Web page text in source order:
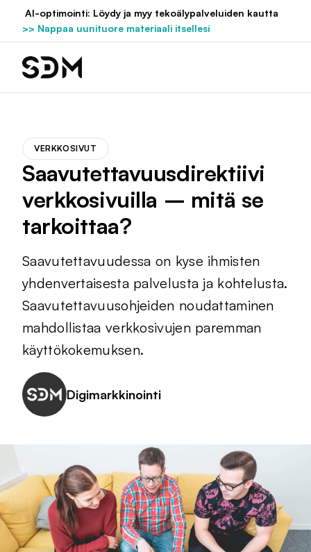
Hyppää
sisältöön
AI-optimointi: Löydy ja myy tekoälypalveluiden kautta
>> Nappaa uunituore materiaali itsellesi
VERKKOSIVUT
Saavutettavuusdirektiivi
verkkosivuilla – mitä se
tarkoittaa?
Saavutettavuudessa on kyse ihmisten
yhdenvertaisesta palvelusta ja kohtelusta.
Saavutettavuusohjeiden noudattaminen
mahdollistaa verkkosivujen paremman
käyttökokemuksen.
Digimarkkinointi